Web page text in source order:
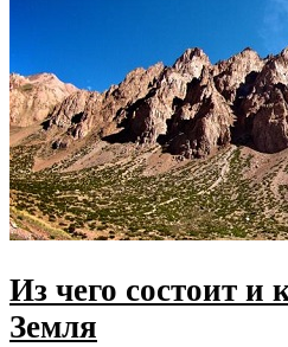
Из чего состоит и
Земля